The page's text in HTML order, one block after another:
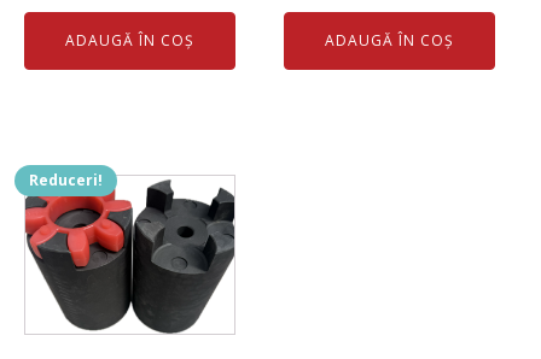
a
fost:425 lei.
ADAUGĂ ÎN COȘ
inițial
fost:
curent
este:
457 lei.
ADAUGĂ ÎN COȘ
Reduceri!